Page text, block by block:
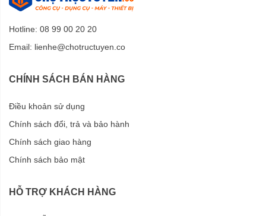
Hotline: 08 99 00 20 20
Email: lienhe@chotructuyen.co
CHÍNH SÁCH BÁN HÀNG
Điều khoản sử dụng
Chính sách đổi, trả và bảo hành
Chính sách giao hàng
Chính sách bảo mật
HỖ TRỢ KHÁCH HÀNG